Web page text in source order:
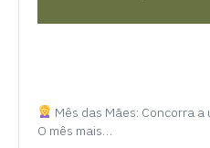
Mês das Mães: Concorra a
O mês mais…